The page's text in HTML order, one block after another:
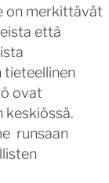
on merkittävät
että
tieteellinen
ovat
runsaan